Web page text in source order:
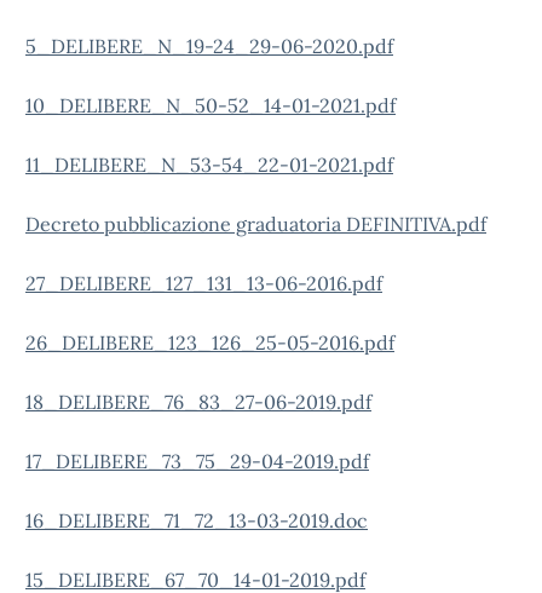
5_DELIBERE_N_19-24_29-06-2020.pdf
10_DELIBERE_N_50-52_14-01-2021.pdf
11_DELIBERE_N_53-54_22-01-2021.pdf
Decreto pubblicazione graduatoria DEFINITIVA.pdf
27_DELIBERE_127_131_13-06-2016.pdf
26_DELIBERE_123_126_25-05-2016.pdf
18_DELIBERE_76_83_27-06-2019.pdf
17_DELIBERE_73_75_29-04-2019.pdf
16_DELIBERE_71_72_13-03-2019.doc
15_DELIBERE_67_70_14-01-2019.pdf